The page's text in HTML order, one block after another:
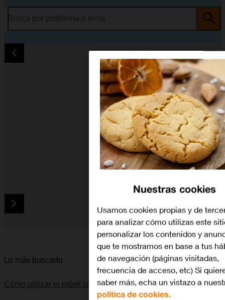
Diapositiva 1 de 5. OPPO Find X5 Lite - MidnightBlue -
Lo más buscado
Cómo utilizar el móvil como punto de acceso Wi-Fi
Nuestras cookies
Usamos cookies propias y de
para analizar cómo utilizas este
personalizar los contenidos y
que te mostramos en base a tus
de navegación (páginas visitadas,
frecuencia de acceso, etc) Si
saber más, echa un vistazo a
política de cookies.